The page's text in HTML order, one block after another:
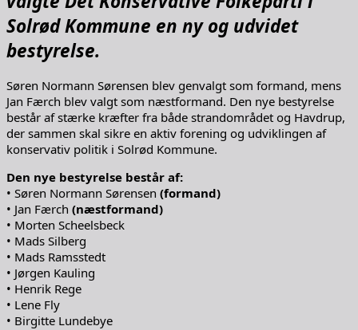
Solrød Kommune en ny og udvidet
bestyrelse.
Søren Normann Sørensen blev genvalgt som formand, mens
Jan Færch blev valgt som næstformand. Den nye bestyrelse
består af stærke kræfter fra både strandområdet og Havdrup,
der sammen skal sikre en aktiv forening og udviklingen af
konservativ politik i Solrød Kommune.
Den nye bestyrelse består af:
• Søren Normann Sørensen (formand)
• Jan Færch (næstformand)
• Morten Scheelsbeck
• Mads Silberg
• Mads Ramsstedt
• Jørgen Kauling
• Henrik Rege
• Lene Fly
• Birgitte Lundebye